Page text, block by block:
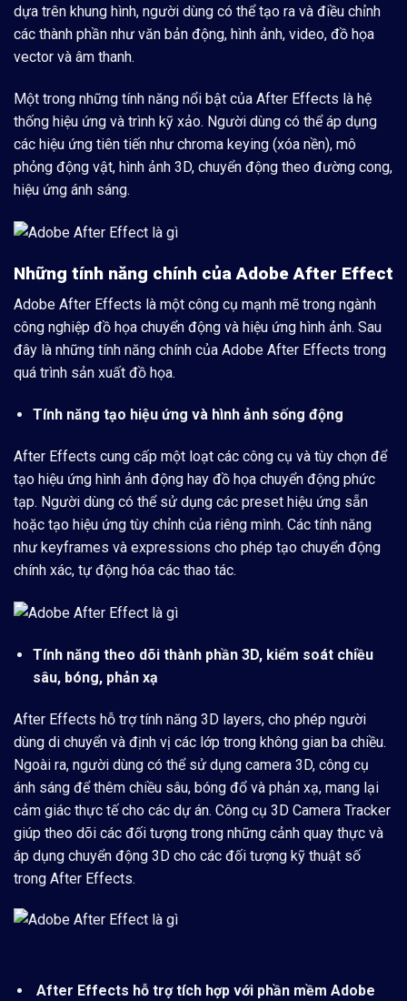
dựa trên khung hình, người dùng có thể tạo ra và điều chỉnh
các thành phần như văn bản động, hình ảnh, video, đồ họa
vector và âm thanh.
Một trong những tính năng nổi bật của After Effects là hệ
thống hiệu ứng và trình kỹ xảo. Người dùng có thể áp dụng
các hiệu ứng tiên tiến như chroma keying (xóa nền), mô
phỏng động vật, hình ảnh 3D, chuyển động theo đường cong,
hiệu ứng ánh sáng.
Những tính năng chính của Adobe After Effect
Adobe After Effects là một công cụ mạnh mẽ trong ngành
công nghiệp đồ họa chuyển động và hiệu ứng hình ảnh. Sau
đây là những tính năng chính của Adobe After Effects trong
quá trình sản xuất đồ họa.
Tính năng tạo hiệu ứng và hình ảnh sống động
After Effects cung cấp một loạt các công cụ và tùy chọn để
tạo hiệu ứng hình ảnh động hay đồ họa chuyển động phức
tạp. Người dùng có thể sử dụng các preset hiệu ứng sẵn
hoặc tạo hiệu ứng tùy chỉnh của riêng mình. Các tính năng
như keyframes và expressions cho phép tạo chuyển động
chính xác, tự động hóa các thao tác.
Tính năng theo dõi thành phần 3D, kiểm soát chiều
sâu, bóng, phản xạ
After Effects hỗ trợ tính năng 3D layers, cho phép người
dùng di chuyển và định vị các lớp trong không gian ba chiều.
Ngoài ra, người dùng có thể sử dụng camera 3D, công cụ
ánh sáng để thêm chiều sâu, bóng đổ và phản xạ, mang lại
cảm giác thực tế cho các dự án. Công cụ 3D Camera Tracker
giúp theo dõi các đối tượng trong những cảnh quay thực và
áp dụng chuyển động 3D cho các đối tượng kỹ thuật số
trong After Effects.
After Effects hỗ trợ tích hợp với phần mềm Adobe